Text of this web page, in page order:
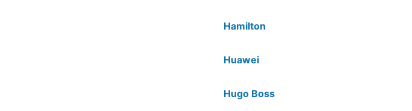
Hamilton
Huawei
Hugo Boss